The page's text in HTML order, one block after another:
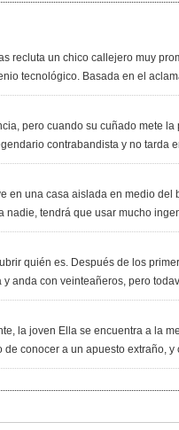
recluta un chico callejero muy
tecnológico. Basada en el
pero cuando su cuñado mete
contrabandista y no tarda
en una casa aislada en medio
nadie, tendrá que usar mucho
quién es. Después de los
anda con veinteañeros, pero
la joven Ella se encuentra a la
conocer a un apuesto extraño, y